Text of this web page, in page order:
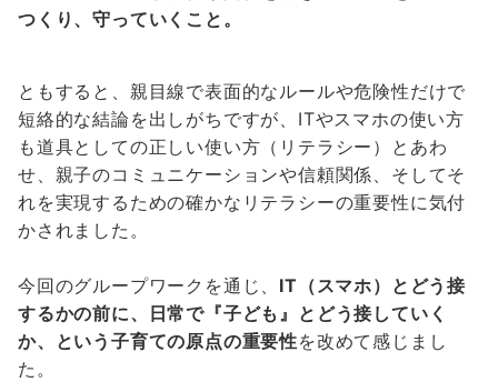
つくり、守っていくこと。
ともすると、親目線で表面的なルールや危険性だけで
短絡的な結論を出しがちですが、ITやスマホの使い方
も道具としての正しい使い方（リテラシー）とあわ
せ、親子のコミュニケーションや信頼関係、そしてそ
れを実現するための確かなリテラシーの重要性に気付
かされました。
今回のグループワークを通じ、 IT（スマホ）とどう接
するかの前に、日常で『子ども』とどう接していく
か、という子育ての原点の重要性を改めて感じまし
た。